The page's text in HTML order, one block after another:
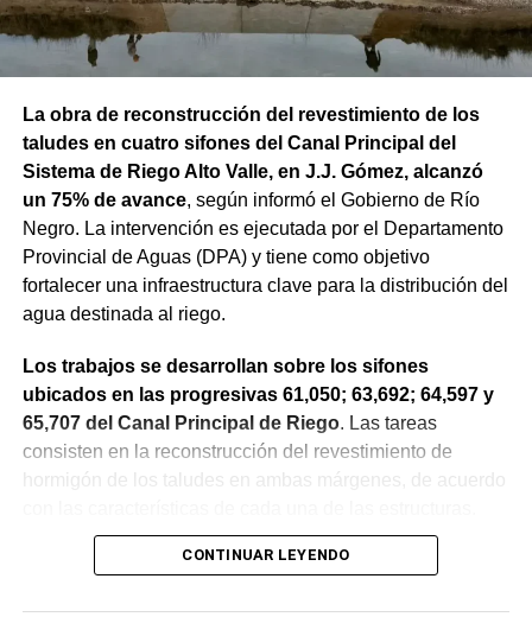
La obra de reconstrucción del revestimiento de los
taludes en cuatro sifones del Canal Principal del
Sistema de Riego Alto Valle, en J.J. Gómez, alcanzó
un 75% de avance, según informó el Gobierno de Río
Negro. La intervención es ejecutada por el Departamento
Provincial de Aguas (DPA) y tiene como objetivo
fortalecer una infraestructura clave para la distribución del
agua destinada al riego.
Los trabajos se desarrollan sobre los sifones
ubicados en las progresivas 61,050; 63,692; 64,597 y
65,707 del Canal Principal de Riego. Las tareas
consisten en la reconstrucción del revestimiento de
hormigón de los taludes en ambas márgenes, de acuerdo
La obra incluye la demolición de losas deterioradas, la
requieren, la ejecución de un nuevo revestimiento de
CONTINUAR LEYENDO